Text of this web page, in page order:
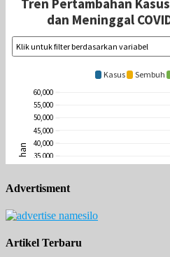
Advertisment
Artikel Terbaru